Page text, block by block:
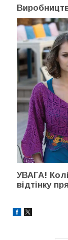
УВАГА!
відтінку